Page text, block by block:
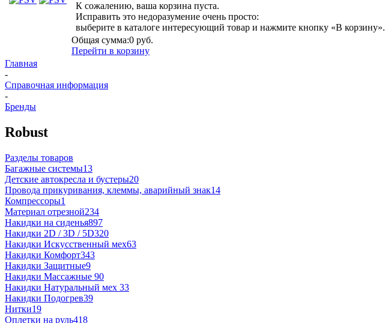
К сожалению, ваша корзина пуста.
Исправить это недоразумение очень просто:
выберите в каталоге интересующий товар и нажмите кнопку «В корзину».
Общая сумма:0 руб.
Перейти в корзину
Главная
-
Справочная информация
-
Бренды
Robust
Разделы товаров
Багажные системы13
Детские автокресла и бустеры20
Провода прикуривания, клеммы, аварийный знак14
Компрессоры1
Материал отрезной234
Накидки на сиденья897
Накидки 2D / 3D / 5D320
Накидки Искусственный мех63
Накидки Комфорт343
Накидки Защитные9
Накидки Массажные 90
Накидки Натуральный мех 33
Накидки Подогрев39
Нитки19
Оплетки на руль418